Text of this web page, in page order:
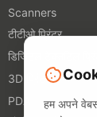
Scanners
टीटीओ प्रिंटर
डिजिटल टेक्सटिल
3D प्रिंटर्स
PDA
हम अपने